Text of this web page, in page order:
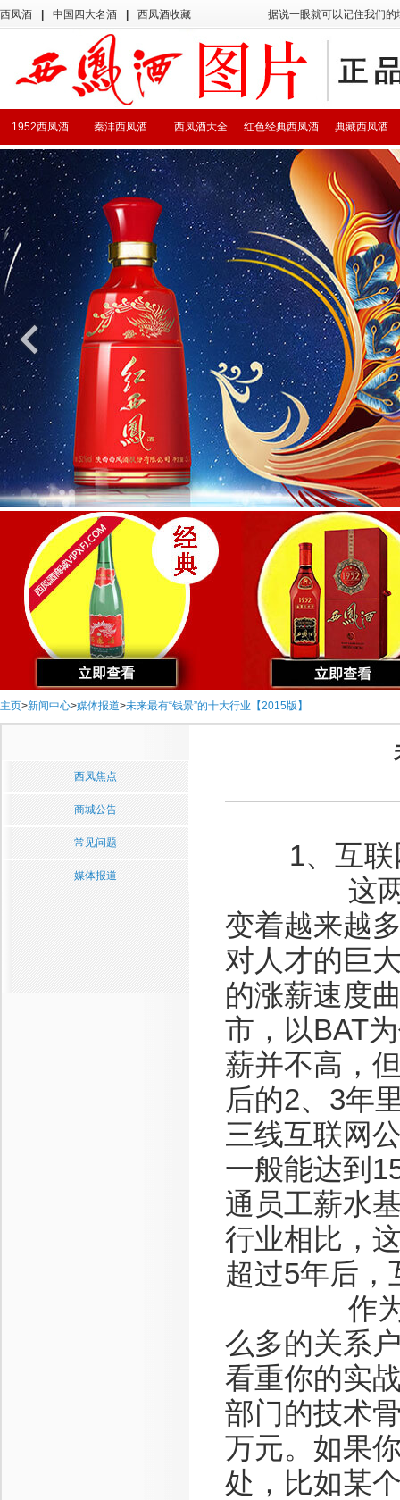
西凤酒 中国四大名酒 西凤酒收藏 据说一眼就可以记住我们
典藏西凤酒
红色经典西凤酒
西凤酒大全
秦沣西凤酒
1952西凤酒
主页>新闻中心>媒体报道>未来最有“钱景”的十大行业【2015版】
西凤焦点
商城公告
常见问题
媒体报道
1、互联
这两年，
变着越来越
对人才的巨
的涨薪速度
市，以BAT
薪并不高，
后的2、3年
三线互联网
一般能达到
通员工薪水
行业相比，
超过5年后，
作为一个
么多的关系
看重你的实
部门的技术
万元。如果
处，比如某